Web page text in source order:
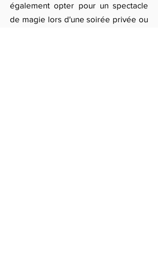
également opter pour un spectacle
de magie lors d'une soirée privée ou